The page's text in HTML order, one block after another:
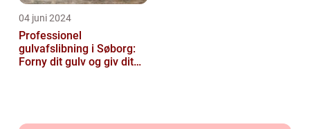
04 juni 2024
Professionel
gulvafslibning i Søborg:
Forny dit gulv og giv dit